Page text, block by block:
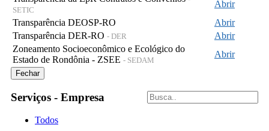
SETIC
Abrir
Transparência DEOSP-RO
Abrir
Transparência DER-RO - DER
Abrir
Zoneamento Socioeconômico e Ecológico do
Estado de Rondônia - ZSEE - SEDAM
Abrir
Fechar
Serviços - Empresa
Todos